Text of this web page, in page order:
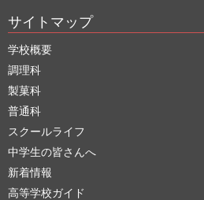
サイトマップ
学校概要
調理科
製菓科
普通科
スクールライフ
中学生の皆さんへ
新着情報
高等学校ガイド